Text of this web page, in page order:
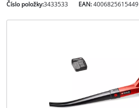
Číslo položky:3433533 EAN:4006825615449